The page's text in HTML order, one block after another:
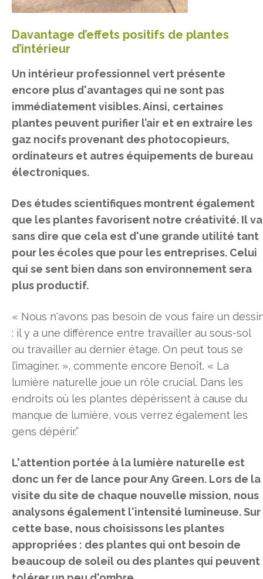
Davantage d’effets positifs de plantes
d’intérieur
Un intérieur professionnel vert présente
encore plus d'avantages qui ne sont pas
immédiatement visibles. Ainsi, certaines
plantes peuvent purifier l’air et en extraire les
gaz nocifs provenant des photocopieurs,
ordinateurs et autres équipements de bureau
électroniques.
Des études scientifiques montrent également
que les plantes favorisent notre créativité. Il va
sans dire que cela est d'une grande utilité tant
pour les écoles que pour les entreprises. Celui
qui se sent bien dans son environnement sera
plus productif.
« Nous n'avons pas besoin de vous faire un
: il y a une différence entre travailler au sous-sol
ou travailler au dernier étage. On peut tous se
l’imaginer. », commente encore Benoît. « La
lumière naturelle joue un rôle crucial. Dans les
endroits où les plantes dépérissent à cause du
manque de lumière, vous verrez également les
gens dépérir.”
L'attention portée à la lumière naturelle est
donc un fer de lance pour Any Green. Lors de la
visite du site de chaque nouvelle mission, nous
analysons également l'intensité lumineuse. Sur
cette base, nous choisissons les plantes
appropriées : des plantes qui ont besoin de
beaucoup de soleil ou des plantes qui peuvent